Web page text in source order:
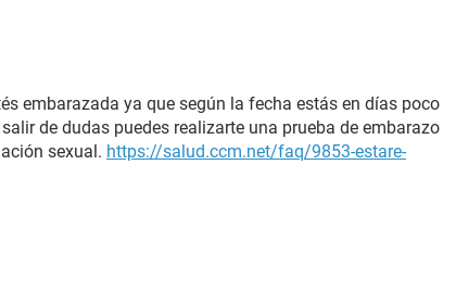
embarazada ya que según la fecha estás en días poco
de dudas puedes realizarte una prueba de embarazo
sexual. https://salud.ccm.net/faq/9853-estare-